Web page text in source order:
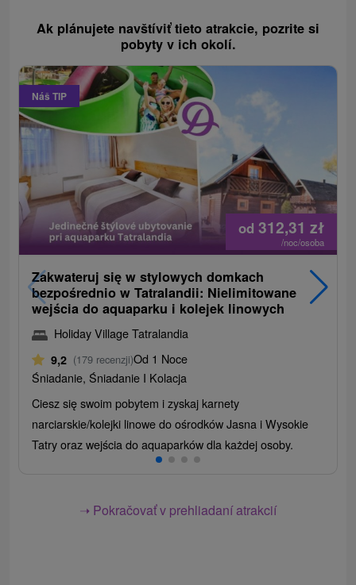
Ak plánujete navštíviť tieto atrakcie, pozrite si
pobyty v ich okolí.
Náš TIP
od 312,31zł
/noc/osoba
Zakwateruj się w stylowych domkach
bezpośrednio w Tatralandii: Nielimitowane
wejścia do aquaparku i kolejek linowych
Holiday Village Tatralandia
9,2 (179 recenzji)Od 1 Noce
Śniadanie, Śniadanie I Kolacja
Ciesz się swoim pobytem i zyskaj karnety
narciarskie/kolejki linowe do ośrodków Jasna i Wysokie
Tatry oraz wejścia do aquaparków dla każdej osoby.
➝ Pokračovať v prehliadaní atrakcií